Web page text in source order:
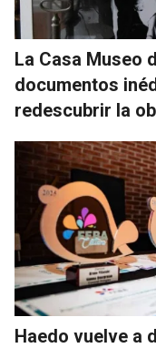
La Casa Museo
documentos
redescubrir la
Haedo vuelve a